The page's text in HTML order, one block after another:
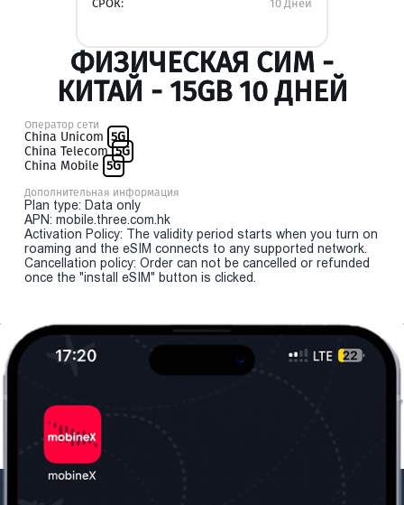
СРОК: 10 Дней
ФИЗИЧЕСКАЯ СИМ -
КИТАЙ - 15GB 10 ДНЕЙ
Оператор сети
China Unicom 5G
China Telecom 5G
China Mobile 5G
Дополнительная информация
Plan type: Data only
APN: mobile.three.com.hk
Activation Policy: The validity period starts when you turn on
roaming and the eSIM connects to any supported network.
Cancellation policy: Order can not be cancelled or refunded
once the "install eSIM" button is clicked.